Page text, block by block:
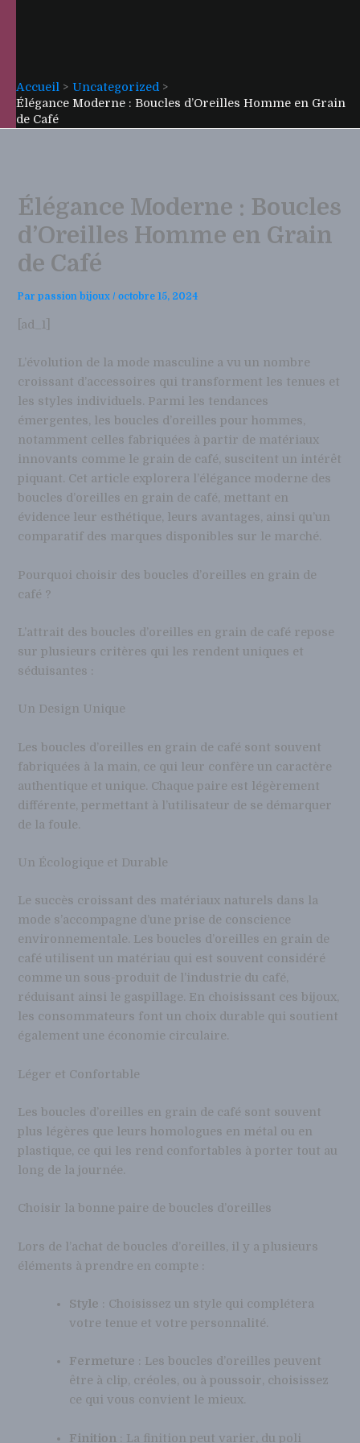
Accueil
Uncategorized
Élégance Moderne : Boucles d’Oreilles Homme en Grain
de Café
Élégance Moderne : Boucles
d’Oreilles Homme en Grain
de Café
Parpassion bijoux/octobre 15, 2024
[ad_1]
L’évolution de la mode masculine a vu un nombre
croissant d’accessoires qui transforment les tenues et
les styles individuels. Parmi les tendances
émergentes, les boucles d’oreilles pour hommes,
notamment celles fabriquées à partir de matériaux
innovants comme le grain de café, suscitent un intérêt
piquant. Cet article explorera l’élégance moderne des
boucles d’oreilles en grain de café, mettant en
évidence leur esthétique, leurs avantages, ainsi qu’un
comparatif des marques disponibles sur le marché.
Pourquoi choisir des boucles d’oreilles en grain de
café ?
L’attrait des boucles d’oreilles en grain de café repose
sur plusieurs critères qui les rendent uniques et
séduisantes :
Un Design Unique
Les boucles d’oreilles en grain de café sont souvent
fabriquées à la main, ce qui leur confère un caractère
authentique et unique. Chaque paire est légèrement
différente, permettant à l’utilisateur de se démarquer
de la foule.
Un Écologique et Durable
Le succès croissant des matériaux naturels dans la
mode s’accompagne d’une prise de conscience
environnementale. Les boucles d’oreilles en grain de
café utilisent un matériau qui est souvent considéré
comme un sous-produit de l’industrie du café,
réduisant ainsi le gaspillage. En choisissant ces bijoux,
les consommateurs font un choix durable qui soutient
également une économie circulaire.
Léger et Confortable
Les boucles d’oreilles en grain de café sont souvent
plus légères que leurs homologues en métal ou en
plastique, ce qui les rend confortables à porter tout au
long de la journée.
Choisir la bonne paire de boucles d’oreilles
Lors de l’achat de boucles d’oreilles, il y a plusieurs
éléments à prendre en compte :
Style : Choisissez un style qui complétera
votre tenue et votre personnalité.
Fermeture : Les boucles d’oreilles peuvent
être à clip, créoles, ou à poussoir, choisissez
ce qui vous convient le mieux.
Finition : La finition peut varier, du poli